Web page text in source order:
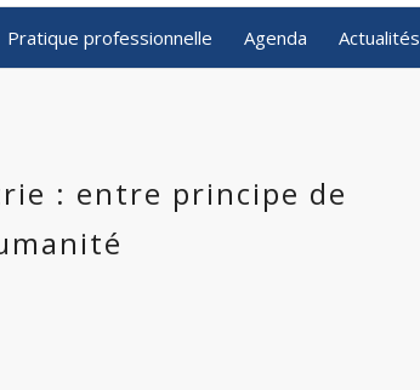
Pratique professionnelle Agenda Actualités
: entre principe de